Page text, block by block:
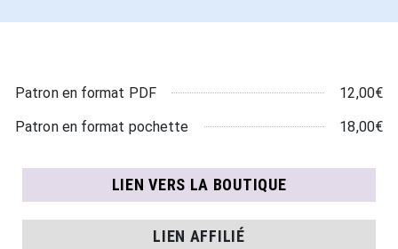
Patron en format PDF 12,00€
Patron en format pochette 18,00€
LIEN VERS LA BOUTIQUE
LIEN AFFILIÉ